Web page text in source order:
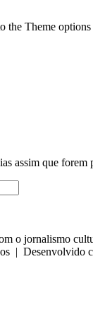
the Theme
assim que forem
o jornalismo
| Desenvolvido